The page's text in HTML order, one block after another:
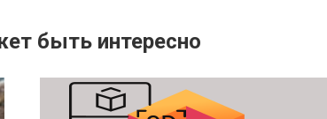
быть интересно